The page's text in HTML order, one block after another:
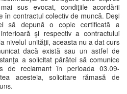
sus evocat, condiţiile acordării
în contractul colectiv de muncă. Deşi
să depună o copie certificată a
şi respectiv a contractului
nivelul unităţii, aceasta nu a dat curs
dacă există sau un astfel de
a solicitat pârâtei să comunice
de reclamant în perioada 03.09-
acesteia, solicitare rămasă de